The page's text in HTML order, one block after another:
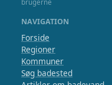
brugerne
NAVIGATION
Forside
Regioner
Kommuner
Søg badested